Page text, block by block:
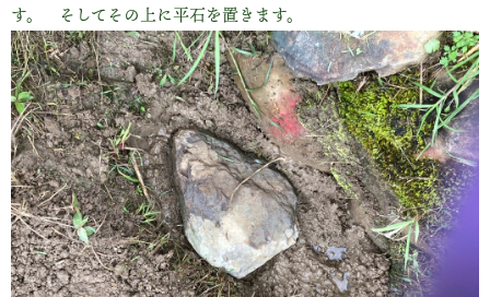
す。 そしてその上に平石を置きます。